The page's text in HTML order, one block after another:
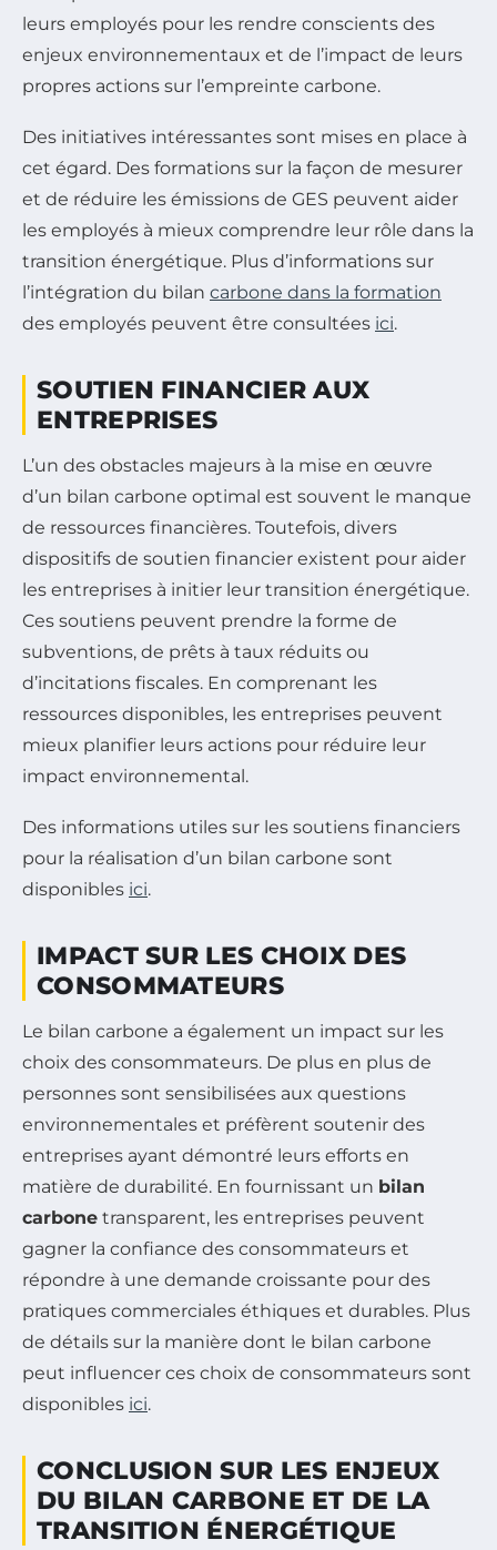
leurs employés pour les rendre conscients des
enjeux environnementaux et de l’impact de leurs
propres actions sur l’empreinte carbone.
Des initiatives intéressantes sont mises en place à
cet égard. Des formations sur la façon de mesurer
et de réduire les émissions de GES peuvent aider
les employés à mieux comprendre leur rôle dans la
transition énergétique. Plus d’informations sur
l’intégration du bilan carbone dans la formation
des employés peuvent être consultées ici.
SOUTIEN FINANCIER AUX
ENTREPRISES
L’un des obstacles majeurs à la mise en œuvre
d’un bilan carbone optimal est souvent le manque
de ressources financières. Toutefois, divers
dispositifs de soutien financier existent pour aider
les entreprises à initier leur transition énergétique.
Ces soutiens peuvent prendre la forme de
subventions, de prêts à taux réduits ou
d’incitations fiscales. En comprenant les
ressources disponibles, les entreprises peuvent
mieux planifier leurs actions pour réduire leur
impact environnemental.
Des informations utiles sur les soutiens financiers
pour la réalisation d’un bilan carbone sont
disponibles ici.
IMPACT SUR LES CHOIX DES
CONSOMMATEURS
Le bilan carbone a également un impact sur les
choix des consommateurs. De plus en plus de
personnes sont sensibilisées aux questions
environnementales et préfèrent soutenir des
entreprises ayant démontré leurs efforts en
matière de durabilité. En fournissant un bilan
carbone transparent, les entreprises peuvent
gagner la confiance des consommateurs et
répondre à une demande croissante pour des
pratiques commerciales éthiques et durables. Plus
de détails sur la manière dont le bilan carbone
peut influencer ces choix de consommateurs sont
disponibles ici.
CONCLUSION SUR LES ENJEUX
DU BILAN CARBONE ET DE LA
TRANSITION ÉNERGÉTIQUE